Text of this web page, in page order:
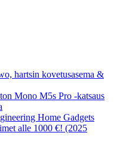
hartsin kovetusasema &
Mono M5s Pro -katsaus
Home Gadgets
alle 1000 €! (2025